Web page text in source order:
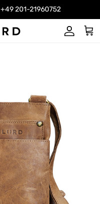
+49 201-21960752
Konto